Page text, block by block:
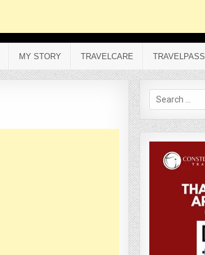
MY STORY TRAVELCARE TRAVELPASS
Search
for: